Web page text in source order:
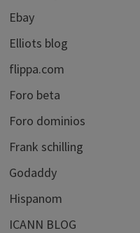
Ebay
Elliots blog
flippa.com
Foro beta
Foro dominios
Frank schilling
Godaddy
Hispanom
ICANN BLOG